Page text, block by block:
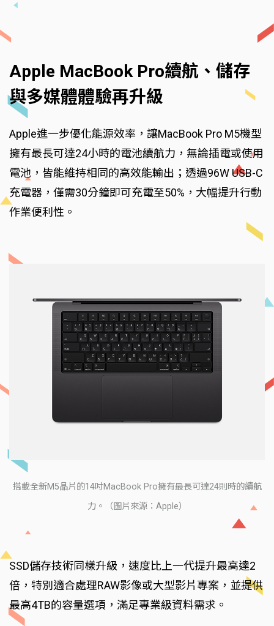
Apple MacBook Pro續航、儲存
與多媒體體驗再升級
Apple進一步優化能源效率，讓MacBook Pro M5機型
擁有最長可達24小時的電池續航力，無論插電或使用
電池，皆能維持相同的高效能輸出；透過96W USB-C
充電器，僅需30分鐘即可充電至50%，大幅提升行動
作業便利性。
搭載全新M5晶片的14吋MacBook Pro擁有最長可達24則時的續航
力。（圖片來源：Apple）
SSD儲存技術同樣升級，速度比上一代提升最高達2
倍，特別適合處理RAW影像或大型影片專案，並提供
最高4TB的容量選項，滿足專業級資料需求。